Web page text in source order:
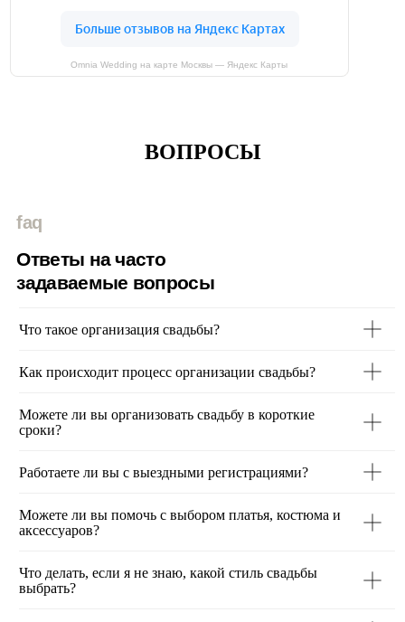
Omnia Wedding на карте Москвы — Яндекс Карты
ВОПРОСЫ
Что такое организация свадьбы?
Как происходит процесс организации свадьбы?
Можете ли вы организовать свадьбу в короткие
сроки?
Работаете ли вы с выездными регистрациями?
Можете ли вы помочь с выбором платья, костюма и
аксессуаров?
Что делать, если я не знаю, какой стиль свадьбы
выбрать?